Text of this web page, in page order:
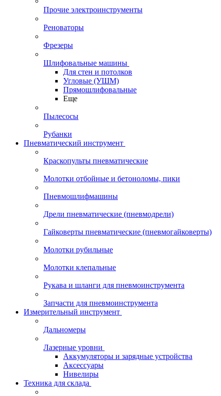
Прочие электроинструменты
Реноваторы
Фрезеры
Шлифовальные машины
Для стен и потолков
Угловые (УШМ)
Прямошлифовальные
Еще
Пылесосы
Рубанки
Пневматический инструмент
Краскопульты пневматические
Молотки отбойные и бетоноломы, пики
Пневмошлифмашины
Дрели пневматические (пневмодрели)
Гайковерты пневматические (пневмогайковерты)
Молотки рубильные
Молотки клепальные
Рукава и шланги для пневмоинструмента
Запчасти для пневмоинструмента
Измерительный инструмент
Дальномеры
Лазерные уровни
Аккумуляторы и зарядные устройства
Аксессуары
Нивелиры
Техника для склада